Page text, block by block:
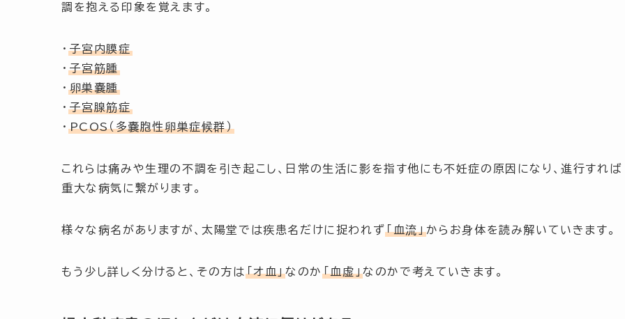
調を抱える印象を覚えます。
・ 子宮内膜症
・ 子宮筋腫
・ 卵巣嚢腫
・ 子宮腺筋症
・ PCOS（多嚢胞性卵巣症候群）
これらは痛みや生理の不調を引き起こし、日常の生活に影を指す他にも不妊症の原因になり、進行すれば
重大な病気に繋がります。
様々な病名がありますが、太陽堂では疾患名だけに捉われず「血流」からお身体を読み解いていきます。
もう少し詳しく分けると、その方は 「オ血」なのか 「血虚」なのかで考えていきます。